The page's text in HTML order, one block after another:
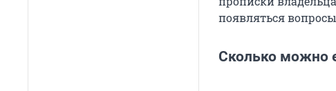
появляться
Сколько можно